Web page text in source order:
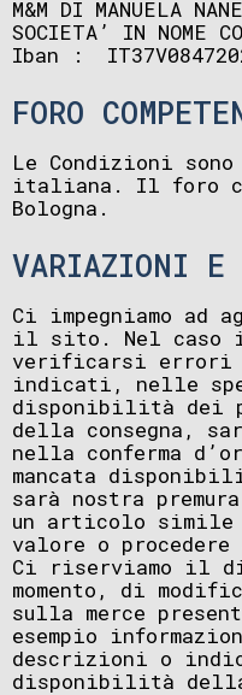
M&M DI MANUELA
SOCIETA’ IN NOME
Iban :
FORO
Le Condizioni
italiana. Il foro
Bologna.
VARIAZIONI E
Ci impegniamo ad
il sito. Nel caso
verificarsi errori
indicati, nelle
disponibilità dei
della consegna,
nella conferma
mancata
sarà nostra
un articolo simile
valore o
Ci riserviamo il
momento, di
sulla merce
esempio
descrizioni o
disponibilità